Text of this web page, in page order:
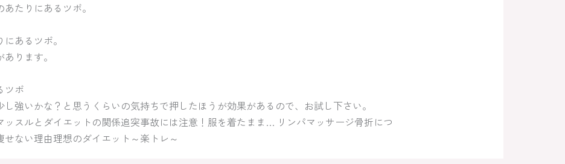
たりにあるツボ。
あるツボ。
ります。
ツボ
し強いかな？と思うくらいの気持ちで押したほうが効果があるので、お試し下さい。
ッスルとダイエットの関係追突事故には注意！服を着たまま… リンパマッサージ骨折につ
せない理由理想のダイエット～楽トレ～